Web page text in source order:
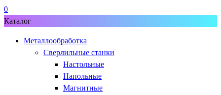
0
Каталог
Металлообработка
Сверлильные станки
Настольные
Напольные
Магнитные